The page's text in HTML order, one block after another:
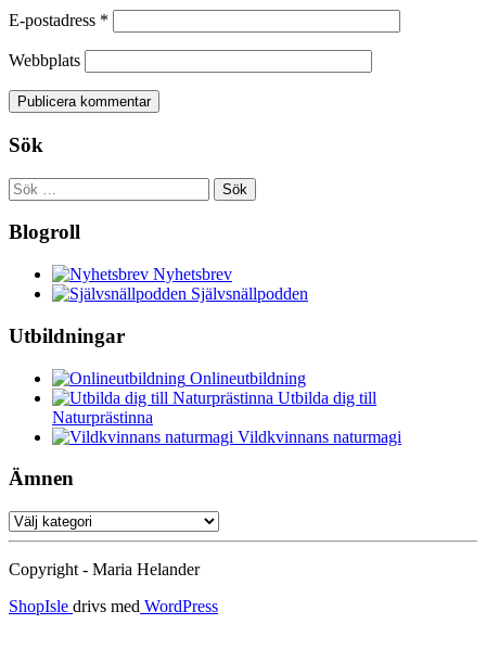
E-postadress *
Webbplats
Sök
Sök
efter:
Blogroll
Nyhetsbrev
Självsnällpodden
Utbildningar
Onlineutbildning
Utbilda dig till
Naturprästinna
Vildkvinnans naturmagi
Ämnen
Ämnen
Copyright - Maria Helander
ShopIsle drivs med WordPress